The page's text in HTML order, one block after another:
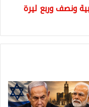
ونصف وربع ليرة